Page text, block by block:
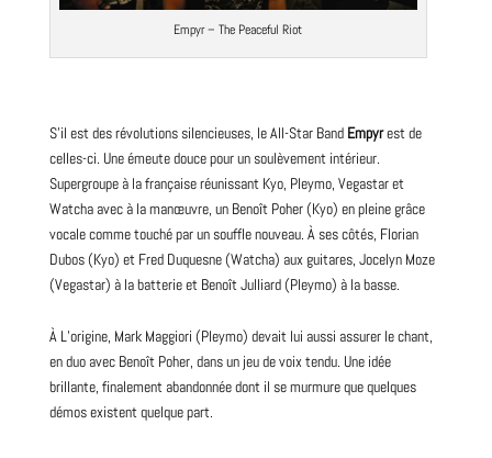
Empyr – The Peaceful Riot
S’il est des révolutions silencieuses, le All-Star Band Empyrest de
celles-ci. Une émeute douce pour un soulèvement intérieur.
Supergroupe à la française réunissant Kyo, Pleymo, Vegastar et
Watcha avec à la manœuvre, un Benoît Poher (Kyo) en pleine grâce
vocale comme touché par un soufflenouveau. À ses côtés, Florian
Dubos (Kyo) et Fred Duquesne(Watcha) aux guitares, Jocelyn Moze
(Vegastar) à la batterie et Benoît Julliard (Pleymo) à la basse.
À L’origine, Mark Maggiori (Pleymo) devait lui aussi assurer le chant,
en duo avec Benoît Poher, dans un jeu de voix tendu. Une idée
brillante, finalement abandonnée dont il se murmure que quelques
démos existent quelque part.